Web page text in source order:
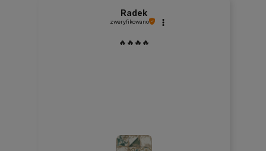
Radek
zweryfikowano
🔥🔥🔥🔥